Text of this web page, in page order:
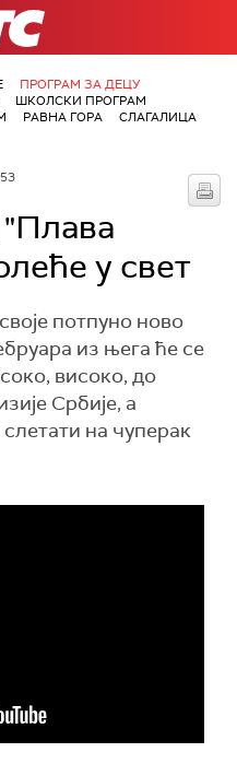
ПРОГРАМ ЗА ДЕЦУ
ШКОЛСКИ ПРОГРАМ
РАВНА ГОРА СЛАГАЛИЦА
у свет
потпуно ново
из њега ће се
високо, до
Србије, а
на чуперак